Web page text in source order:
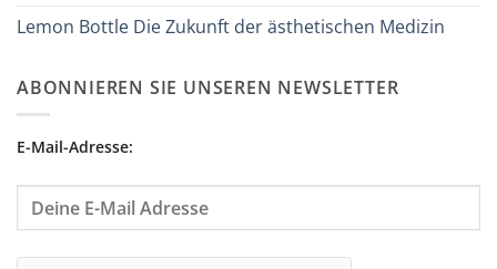
Lemon Bottle Die Zukunft der ästhetischen Medizin
ABONNIEREN SIE UNSEREN NEWSLETTER
E-Mail-Adresse: